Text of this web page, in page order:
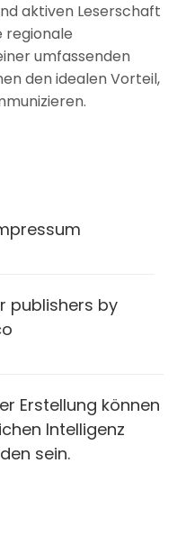
aktiven Leserschaft
regionale
umfassenden
den idealen Vorteil,
publishers by
Erstellung können
Intelligenz
sein.